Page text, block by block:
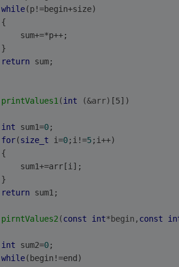
while(p!=begin+size)
	{
		sum+=*p++;
	}
return sum;
printValues1 (int (&arr) [5])
int sum1=0;
for(size_t i=0;i!=5;i++)
	{
		sum1+=arr[i];
	}
return sum1;
pirntValues2 (const int*begin, const
int sum2=0;
while(begin!=end)